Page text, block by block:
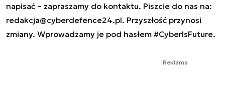
napisać – zapraszamy do kontaktu. Piszcie do nas na:
redakcja@cyberdefence24.pl. Przyszłość przynosi
zmiany. Wprowadzamy je pod hasłem #CyberIsFuture.
Reklama